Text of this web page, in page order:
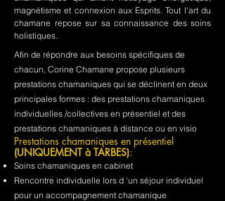
magnétisme et connexion aux Esprits. Tout l'art du
chamane repose sur sa connaissance des soins
holistiques.
Afin de répondre aux besoins spécifiques de
chacun, Corine Chamane propose plusieurs
prestations chamaniques qui se déclinent en deux
principales formes : des prestations chamaniques
individuelles /collectives en présentiel et des
prestations chamaniques à distance ou en visio
Prestations chamaniques en présentiel
(UNIQUEMENT à TARBES):
Soins chamaniques en cabinet
Rencontre individuelle lors d 'un séjour individuel
pour un accompagnement chamanique